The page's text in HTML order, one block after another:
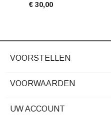
€ 30,00
VOORSTELLEN
VOORWAARDEN
UW ACCOUNT